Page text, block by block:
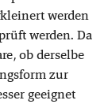
werden
werden. Da
ob derselbe
zur
geeignet